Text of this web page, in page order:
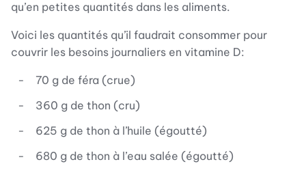
qu’en petites quantités dans les aliments.
Voici les quantités qu’il faudrait consommer pour
couvrir les besoins journaliers en vitamine D:
70 g de féra (crue)
360 g de thon (cru)
625 g de thon à l’huile (égoutté)
680 g de thon à l’eau salée (égoutté)